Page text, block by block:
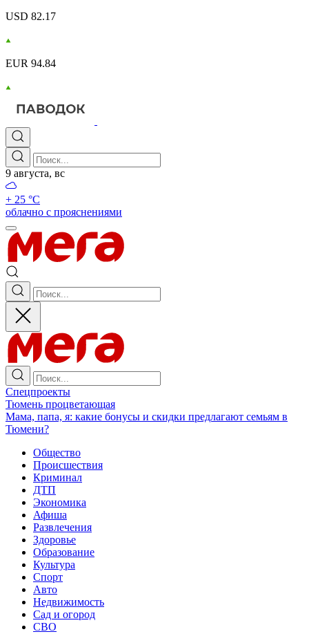
USD 82.17
EUR 94.84
9 августа, вс
+ 25 °С
облачно с прояснениями
Спецпроекты
Тюмень процветающая
Мама, папа, я: какие бонусы и скидки предлагают семьям в
Тюмени?
Общество
Происшествия
Криминал
ДТП
Экономика
Афиша
Развлечения
Здоровье
Образование
Культура
Спорт
Авто
Недвижимость
Сад и огород
СВО